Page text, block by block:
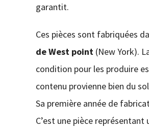
garantit.
Ces pièces sont fabriquées
de West point (New York).
condition pour les produire
contenu provienne bien du
Sa première année de
C’est une pièce représentant